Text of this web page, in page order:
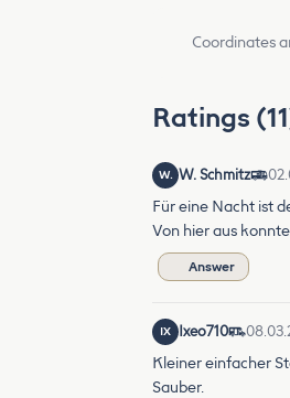
Coordinates
Ratings
W. W. Schmitz
Für eine Nacht ist
Von hier aus
Answer
IX Ixeo710
Kleiner einfacher
Sauber.